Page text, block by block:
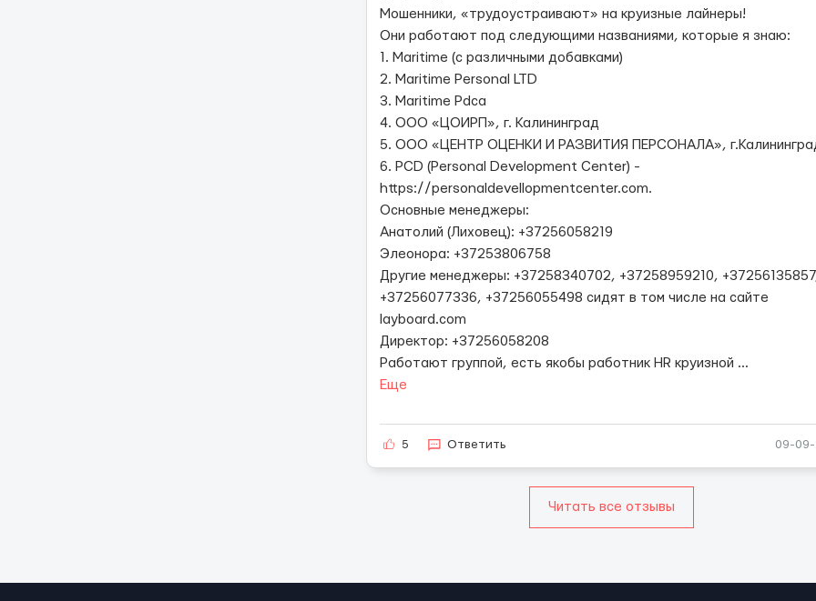
Мошенники, «трудоустраивают» на круизные лайнеры!
Они работают под следующими названиями, которые я знаю:
1. Maritime (с различными добавками)
2. Maritime Personal LTD
3. Maritime Pdca
4. ООО «ЦОИРП», г. Калининград
5. ООО «ЦЕНТР ОЦЕНКИ И РАЗВИТИЯ ПЕРСОНАЛА»,
6. PCD (Personal Development Center) -
https://personaldevellopmentcenter.com.
Основные менеджеры:
Анатолий (Лиховец): +37256058219
Элеонора: +37253806758
Другие менеджеры: +37258340702, +37258959210,
+37256077336, +37256055498 сидят в том числе на сайте
layboard.com
Директор: +37256058208
Работают группой, есть якобы работник HR круизной ...
Еще
5 Ответить 09-
Читать все отзывы